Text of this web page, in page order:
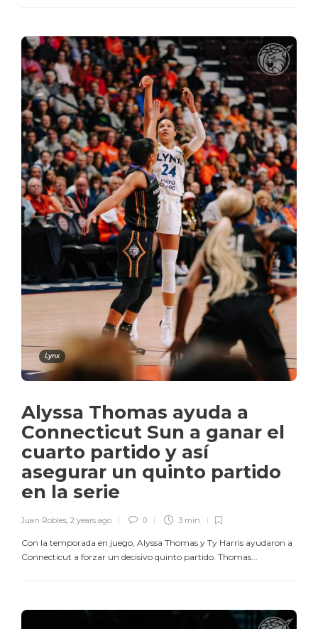
Lynx
Alyssa Thomas ayuda a
Connecticut Sun a ganar el
cuarto partido y así
asegurar un quinto partido
en la serie
Juan Robles, 2 years ago 0 3 min
Con la temporada en juego, Alyssa Thomas y Ty Harris ayudaron a
Connecticut a forzar un decisivo quinto partido. Thomas...